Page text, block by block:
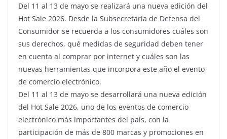
Del 11 al 13 de mayo se realizará una nueva edición del
Hot Sale 2026. Desde la Subsecretaría de Defensa del
Consumidor se recuerda a los consumidores cuáles son
sus derechos, qué medidas de seguridad deben tener
en cuenta al comprar por internet y cuáles son las
nuevas herramientas que incorpora este año el evento
de comercio electrónico.
Del 11 al 13 de mayo se desarrollará una nueva edición
del Hot Sale 2026, uno de los eventos de comercio
electrónico más importantes del país, con la
participación de más de 800 marcas y promociones en